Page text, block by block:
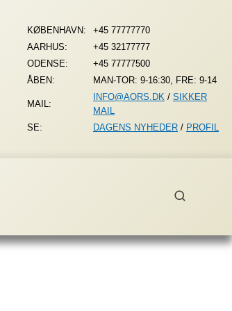
KØBENHAVN:
+45 77777770
AARHUS:
+45 32177777
ODENSE:
+45 77777500
ÅBEN:
MAN-TOR: 9-16:30, FRE: 9-14
MAIL:
INFO@AORS.DK / SIKKER
MAIL
SE:
DAGENS NYHEDER / PROFIL